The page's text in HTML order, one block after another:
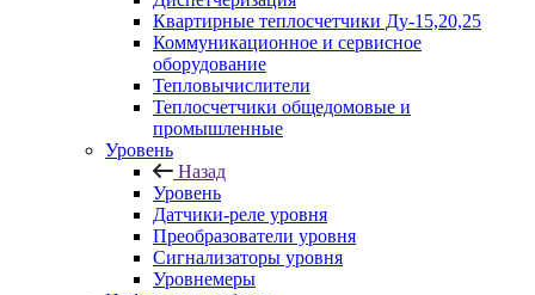
Квартирные теплосчетчики Ду-15,20,25
Коммуникационное и сервисное
оборудование
Тепловычислители
Теплосчетчики общедомовые и
промышленные
Уровень
Назад
Уровень
Датчики-реле уровня
Преобразователи уровня
Сигнализаторы уровня
Уровнемеры